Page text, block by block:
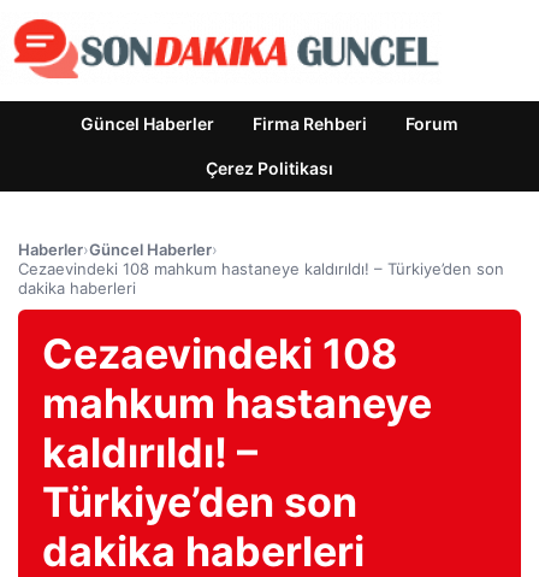
Güncel Haberler Firma Rehberi Forum
Çerez Politikası
Haberler›Güncel Haberler›
Cezaevindeki 108 mahkum hastaneye kaldırıldı! – Türkiye’den son
dakika haberleri
Cezaevindeki 108
mahkum hastaneye
kaldırıldı! –
Türkiye’den son
dakika haberleri